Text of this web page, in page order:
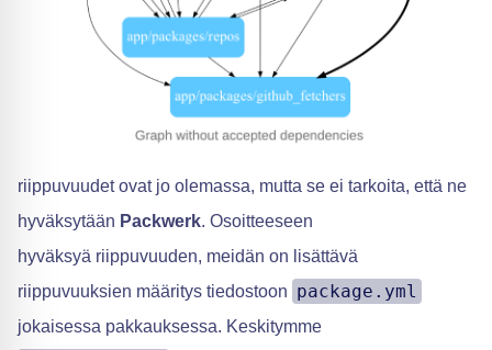
riippuvuudet ovat jo olemassa, mutta se ei tarkoita, että ne
hyväksytään Packwerk. Osoitteeseen
hyväksyä riippuvuuden, meidän on lisättävä
riippuvuuksien määritys tiedostoon package.yml
jokaisessa pakkauksessa. Keskitymme